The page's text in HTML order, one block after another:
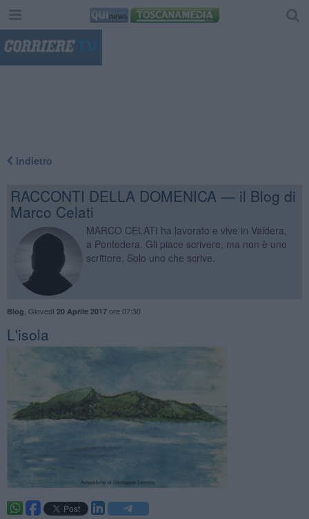
Indietro
RACCONTI DELLA DOMENICA — il Blog di
Marco Celati
MARCO CELATI ha lavorato e vive in Valdera,
a Pontedera. Gli piace scrivere, ma non è uno
scrittore. Solo uno che scrive.
Blog Giovedì 20 Aprile 2017ore 07:30
L'isola